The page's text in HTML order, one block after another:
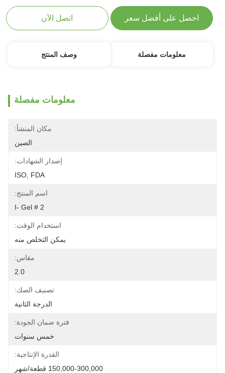
احصل على أفضل سعر اتصل الآن
معلومات مفصلة وصف المنتج
معلومات مفصلة
مكان المنشأ:
الصين
إصدار الشهادات:
ISO, FDA
اسم المنتج:
I- Gel # 2
استخدام الوقت:
يمكن التخلص منه
مقاس:
2.0
تصنيف الصك:
الدرجة الثانية
فترة ضمان الجودة:
خمس سنوات
القدرة الإنتاجية:
150,000-300,000 قطعة/شهر